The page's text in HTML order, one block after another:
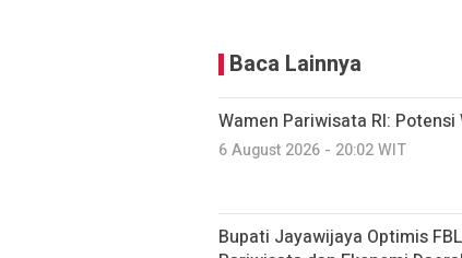
Baca Lainnya
Wamen Pariwisata RI:
6 August 2026 - 20:02 WIT
Bupati Jayawijaya Optimis